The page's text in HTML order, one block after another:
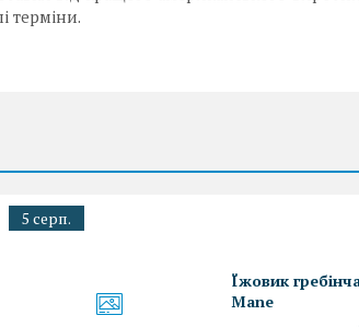
терміни.
5 серп.
Їжовик
Mane